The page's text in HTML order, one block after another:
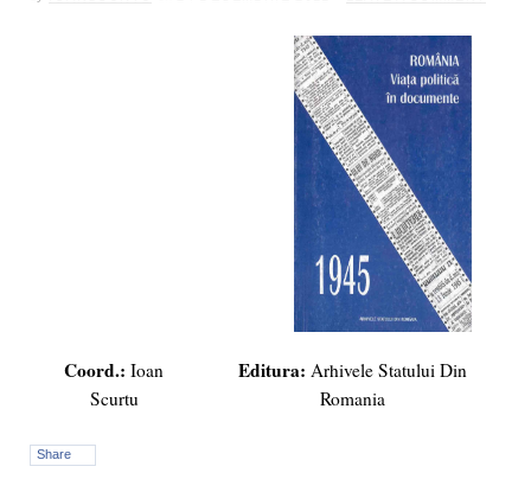
Coord.: Ioan
Scurtu
Editura: Arhivele Statului Din
Romania
Share